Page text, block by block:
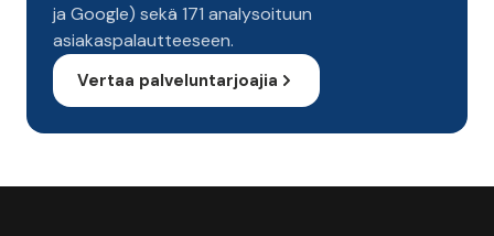
ja Google) sekä 171 analysoituun
asiakaspalautteeseen.
Vertaa palveluntarjoajia